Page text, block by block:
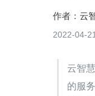
作者： 云
2022-04-21
云智
的服